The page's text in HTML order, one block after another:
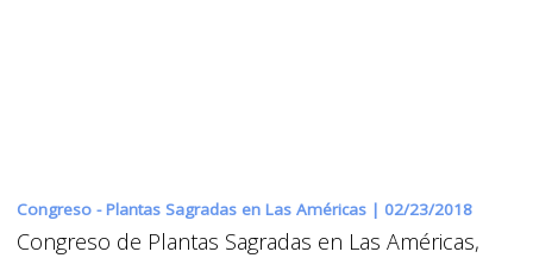
Congreso - Plantas Sagradas en Las Américas | 02/23/2018
Congreso de Plantas Sagradas en Las Américas,